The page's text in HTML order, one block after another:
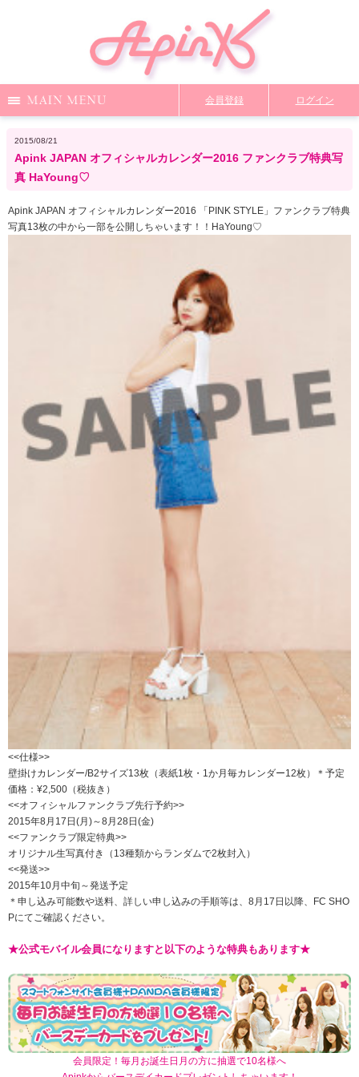
News
DiscoGraphy
Video Q&A From Apink Wallpaper
ファンクラブ限定コンテンツ
会員登録 ログイン
2015/08/21
Apink JAPAN オフィシャルカレンダー2016 ファンクラブ特典写
真 HaYoung♡
Apink JAPAN オフィシャルカレンダー2016 「PINK STYLE」ファンクラブ特典
写真13枚の中から一部を公開しちゃいます！！HaYoung♡
<<仕様>>
壁掛けカレンダー/B2サイズ13枚（表紙1枚・1か月毎カレンダー12枚）＊予定
価格：¥2,500（税抜き）
<<オフィシャルファンクラブ先行予約>>
2015年8月17日(月)～8月28日(金)
<<ファンクラブ限定特典>>
オリジナル生写真付き（13種類からランダムで2枚封入）
<<発送>>
2015年10月中旬～発送予定
＊申し込み可能数や送料、詳しい申し込みの手順等は、8月17日以降、FC SHO
Pにてご確認ください。
★公式モバイル会員になりますと以下のような特典もあります★
会員限定！毎月お誕生日月の方に抽選で10名様へ